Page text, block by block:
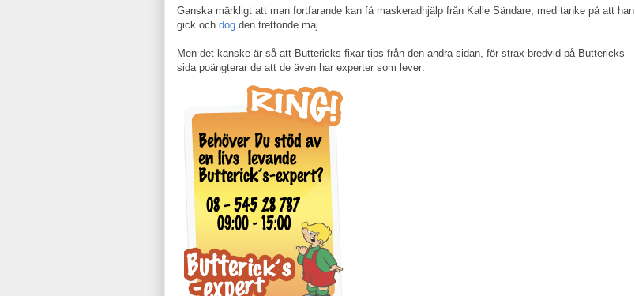
Ganska märkligt att man fortfarande kan få maskeradhjälp från Kalle Sändare, med tanke på att han
gick och dog den trettonde maj.
Men det kanske är så att Buttericks fixar tips från den andra sidan, för strax bredvid på Buttericks
sida poängterar de att de även har experter som lever: